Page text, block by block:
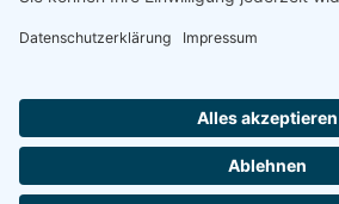
Impressum
Haftungsausschluss
Facebook
YouTube